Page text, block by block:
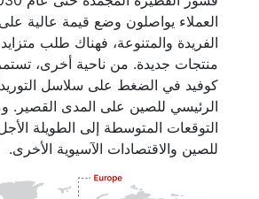
العملاء يواصلون وضع قيمة عالية
الفريدة والمتنوعة، فهناك طلب
منتجات جديدة. من ناحية أخرى،
كوفيد في الضغط على سلاسل التوريد
الرئيسي للصين على المدى القصير.
التوقعات المتوسطة إلى الطويلة
للصين والاقتصادات الآسيوية الأخرى.